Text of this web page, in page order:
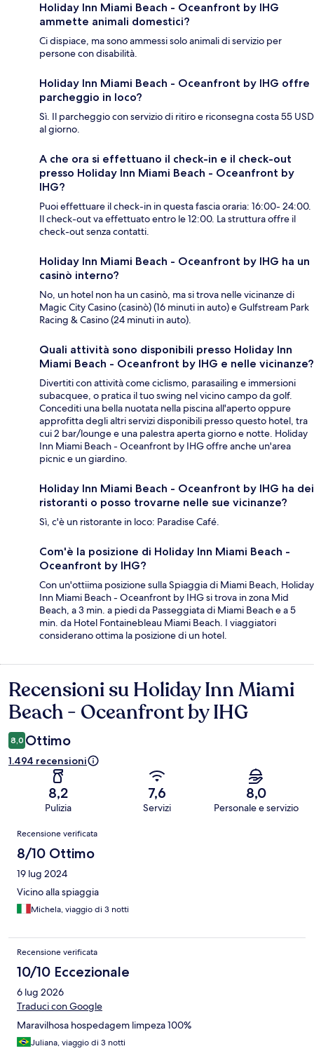
Holiday Inn Miami Beach - Oceanfront by IHG
ammette animali domestici?
Ci dispiace, ma sono ammessi solo animali di servizio per
persone con disabilità.
Holiday Inn Miami Beach - Oceanfront by IHG offre
parcheggio in loco?
Sì. Il parcheggio con servizio di ritiro e riconsegna costa 55 USD
al giorno.
A che ora si effettuano il check-in e il check-out
presso Holiday Inn Miami Beach - Oceanfront by
IHG?
Puoi effettuare il check-in in questa fascia oraria: 16:00- 24:00.
Il check-out va effettuato entro le 12:00. La struttura offre il
check-out senza contatti.
Holiday Inn Miami Beach - Oceanfront by IHG ha un
casinò interno?
No, un hotel non ha un casinò, ma si trova nelle vicinanze di
Magic City Casino (casinò) (16 minuti in auto) e Gulfstream Park
Racing & Casino (24 minuti in auto).
Quali attività sono disponibili presso Holiday Inn
Miami Beach - Oceanfront by IHG e nelle vicinanze?
Divertiti con attività come ciclismo, parasailing e immersioni
subacquee, o pratica il tuo swing nel vicino campo da golf.
Concediti una bella nuotata nella piscina all'aperto oppure
approfitta degli altri servizi disponibili presso questo hotel, tra
cui 2 bar/lounge e una palestra aperta giorno e notte. Holiday
Inn Miami Beach - Oceanfront by IHG offre anche un'area
picnic e un giardino.
Holiday Inn Miami Beach - Oceanfront by IHG ha dei
ristoranti o posso trovarne nelle sue vicinanze?
Sì, c'è un ristorante in loco: Paradise Café.
Com'è la posizione di Holiday Inn Miami Beach -
Oceanfront by IHG?
Con un'ottiima posizione sulla Spiaggia di Miami Beach, Holiday
Inn Miami Beach - Oceanfront by IHG si trova in zona Mid
Beach, a 3 min. a piedi da Passeggiata di Miami Beach e a 5
min. da Hotel Fontainebleau Miami Beach. I viaggiatori
considerano ottima la posizione di un hotel.
Recensioni
Recensioni su Holiday Inn Miami
Beach - Oceanfront by IHG
8,0 Ottimo
1.494 recensioni
8,2
Pulizia
7,6
Servizi
8,0
Personale e servizio
Recensioni
Recensione verificata
8/10 Ottimo
19 lug 2024
Vicino alla spiaggia
Michela, viaggio di 3 notti
Recensione verificata
10/10 Eccezionale
6 lug 2026
Traduci con Google
Maravilhosa hospedagem limpeza 100%
Juliana, viaggio di 3 notti